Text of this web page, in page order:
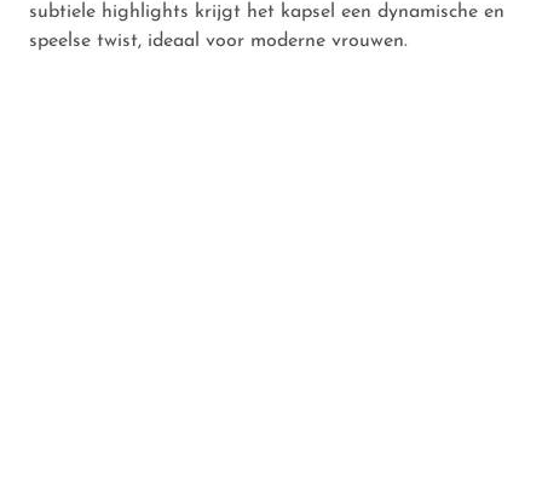
subtiele highlights krijgt het kapsel een dynamische en
speelse twist, ideaal voor moderne vrouwen.